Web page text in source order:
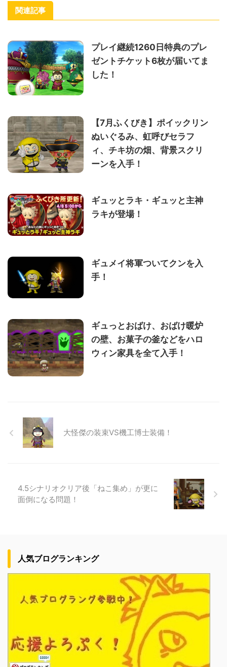
関連記事
プレイ継続1260日特典のプレ
ゼントチケット6枚が届いてま
した！
【7月ふくびき】ポイックリン
ぬいぐるみ、虹呼びセラフ
ィ、チキ坊の畑、背景スクリ
ーンを入手！
ギュッとラキ・ギュッと主神
ラキが登場！
ギュメイ将軍ついてクンを入
手！
ギュっとおばけ、おばけ暖炉
の壁、お菓子の釜などをハロ
ウィン家具を全て入手！
大怪傑の装束VS機工博士装備！
4.5シナリオクリア後「ねこ集め」が更に
面倒になる問題！
人気ブログランキング